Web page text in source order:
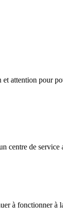
et attention pour
centre de service
à fonctionner à